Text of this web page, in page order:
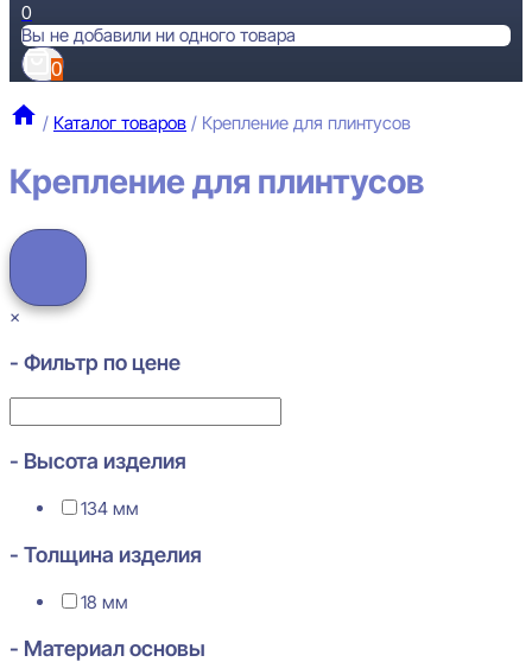
0
Вы не добавили ни одного товара
0
/ Каталог товаров / Крепление для плинтусов
Крепление для плинтусов
×
- Фильтр по цене
- Высота изделия
134 мм
- Толщина изделия
18 мм
- Материал основы